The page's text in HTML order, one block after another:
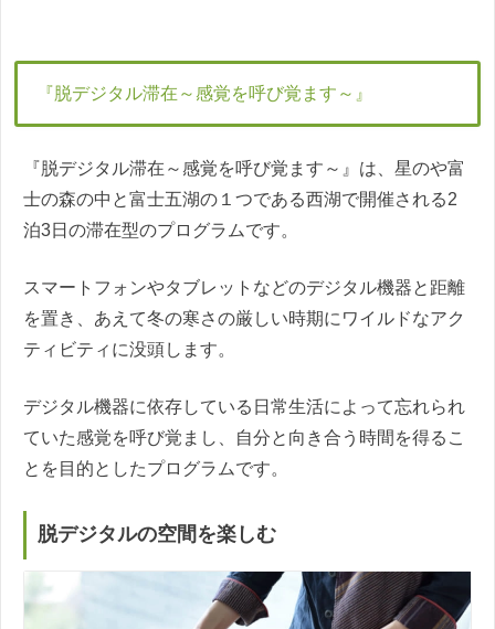
『脱デジタル滞在～感覚を呼び覚ます～』
『脱デジタル滞在～感覚を呼び覚ます～』は、星のや富
士の森の中と富士五湖の１つである西湖で開催される2
泊3日の滞在型のプログラムです。
スマートフォンやタブレットなどのデジタル機器と距離
を置き、あえて冬の寒さの厳しい時期にワイルドなアク
ティビティに没頭します。
デジタル機器に依存している日常生活によって忘れられ
ていた感覚を呼び覚まし、自分と向き合う時間を得るこ
とを目的としたプログラムです。
脱デジタルの空間を楽しむ